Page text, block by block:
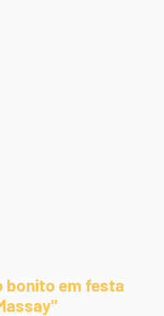
bonito em festa